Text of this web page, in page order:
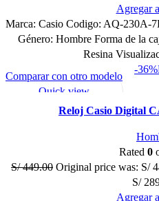
Agregar
Marca: Casio Codigo: AQ-
Género: Hombre Forma de la
Resina
-36%
Comparar con otro modelo
Quick view
Mi lista de deseo
Reloj Casio Digital
Rated 0
S/449.00 Original price was: S/
S/
Agregar